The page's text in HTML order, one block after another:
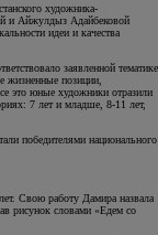
художника-
и Айжулдыз Адайбековой
идеи и качества
заявленной тематике
жизненные позиции,
это юные художники отразили
7 лет и младше, 8-11 лет,
победителями национального
лет. Свою работу Дамира назвала
рисунок словами «Едем со